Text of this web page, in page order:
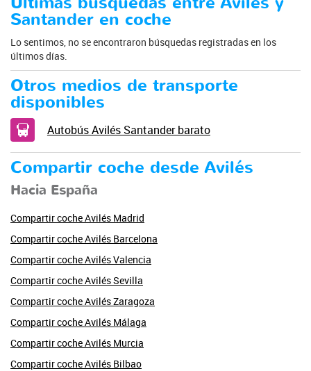
Santander en coche
Lo sentimos, no se encontraron búsquedas registradas en los
últimos días.
Otros medios de transporte
disponibles
Autobús Avilés Santander barato
Compartir coche desde Avilés
Hacia España
Compartir coche Avilés Madrid
Compartir coche Avilés Barcelona
Compartir coche Avilés Valencia
Compartir coche Avilés Sevilla
Compartir coche Avilés Zaragoza
Compartir coche Avilés Málaga
Compartir coche Avilés Murcia
Compartir coche Avilés Bilbao